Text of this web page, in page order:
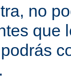
no
que